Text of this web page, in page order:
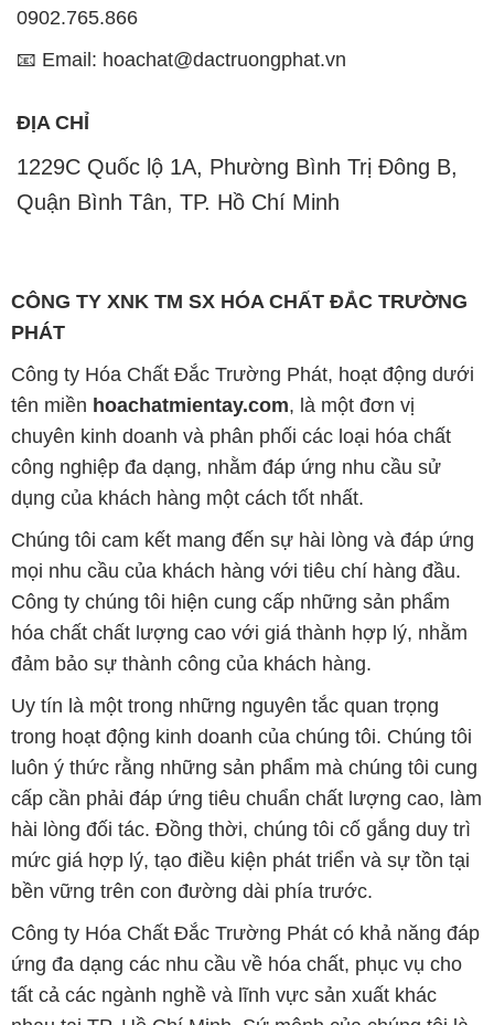
1229C Quốc lộ 1A, Phường Bình Trị Đông B,
Quận Bình Tân, TP. Hồ Chí Minh
CÔNG TY XNK TM SX HÓA CHẤT ĐẮC TRƯỜNG
PHÁT
chuyên kinh doanh và phân phối các loại hóa chất
công nghiệp đa dạng, nhằm đáp ứng nhu cầu sử
dụng của khách hàng một cách tốt nhất.
Chúng tôi cam kết mang đến sự hài lòng và đáp ứng
mọi nhu cầu của khách hàng với tiêu chí hàng đầu.
Công ty chúng tôi hiện cung cấp những sản phẩm
hóa chất chất lượng cao với giá thành hợp lý, nhằm
đảm bảo sự thành công của khách hàng.
Uy tín là một trong những nguyên tắc quan trọng
trong hoạt động kinh doanh của chúng tôi. Chúng tôi
luôn ý thức rằng những sản phẩm mà chúng tôi cung
cấp cần phải đáp ứng tiêu chuẩn chất lượng cao, làm
hài lòng đối tác. Đồng thời, chúng tôi cố gắng duy trì
mức giá hợp lý, tạo điều kiện phát triển và sự tồn tại
bền vững trên con đường dài phía trước.
Công ty Hóa Chất Đắc Trường Phát có khả năng đáp
ứng đa dạng các nhu cầu về hóa chất, phục vụ cho
tất cả các ngành nghề và lĩnh vực sản xuất khác
nhau tại TP. Hồ Chí Minh. Sứ mệnh của chúng tôi là
cung cấp và phân phối những sản phẩm hóa chất
đảm bảo chất lượng và giá thành tốt nhất trên thị
trường.